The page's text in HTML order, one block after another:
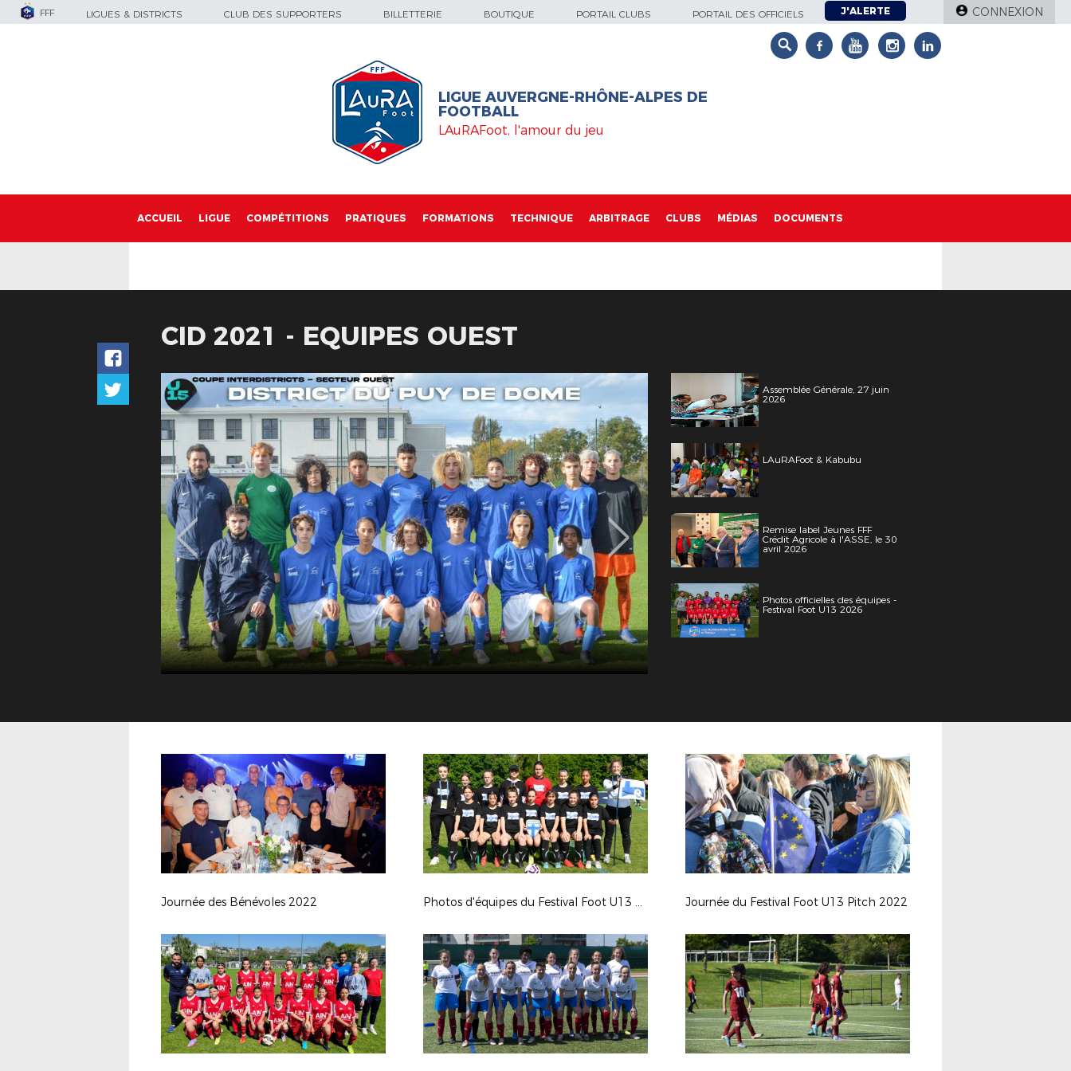
FFF LIGUES & DISTRICTS CLUB DES SUPPORTERS BILLETTERIE BOUTIQUE PORTAIL CLUBS PORTAIL DES OFFICIELS J'ALERTE CONNEXION
LIGUE AUVERGNE-RHÔNE-ALPES DE
FOOTBALL
LAuRAFoot, l'amour du jeu
ACCUEIL LIGUE COMPÉTITIONS PRATIQUES FORMATIONS TECHNIQUE ARBITRAGE CLUBS MÉDIAS DOCUMENTS
CID 2021 - EQUIPES OUEST
Assemblée Générale, 27 juin
2026
LAuRAFoot & Kabubu
Remise label Jeunes FFF
Crédit Agricole à l'ASSE, le 30
avril 2026
Photos officielles des équipes -
Festival Foot U13 2026
Journée des Bénévoles 2022 Photos d'équipes du Festival Foot U13 Pitch Journée du Festival Foot U13 Pitch 2022